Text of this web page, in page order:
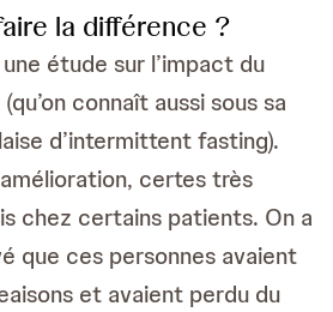
la différence ?
étude sur l’impact du
connaît aussi sous sa
d’intermittent fasting).
certes très
chez certains patients. On a
que ces personnes avaient
et avaient perdu du